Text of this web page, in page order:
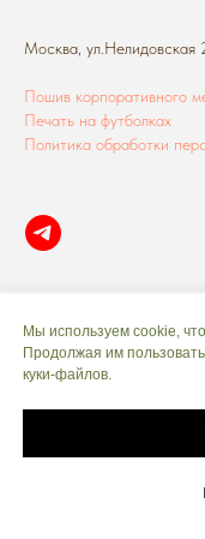
Мы используем cookie,
Продолжая им
куки‑файлов.
Москва, ул.Нелидовская
Пошив корпоративного
Печать на футболках
Политика обработки